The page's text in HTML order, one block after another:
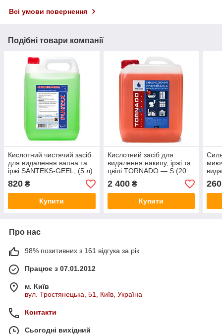
Всі умови повернення
Подібні товари компанії
Кислотний чистячий засіб
для видалення вапна та
іржі SANTEKS-GEEL, (5 л)
T-Puhtax
820 ₴
Купити
Кислотний засіб для
видалення накипу, іржі та
цвілі TORNADO — S (20
л.) Cleando
2 400₴
Купити
260
Про нас
98% позитивних з 161 відгука за рік
Працює з 07.01.2012
м. Київ
вул. Тростянецька, 51, Київ, Україна
Контакти
Сьогодні вихідний